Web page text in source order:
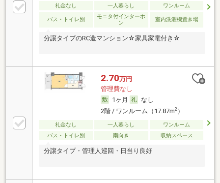
礼金なし 一人暮らし ワンルーム
バス・トイレ別
モニタ付インターホ
ン
室内洗濯機置き場
分譲タイプのRC造マンション☆家具家電付き☆
2.70万円
管理費なし
1ヶ月
なし
2階 / ワンルーム（17.87m2）
礼金なし 一人暮らし
ワンルーム
バス・トイレ別
南向き 収納スペース
分譲タイプ・管理人巡回・日当り良好